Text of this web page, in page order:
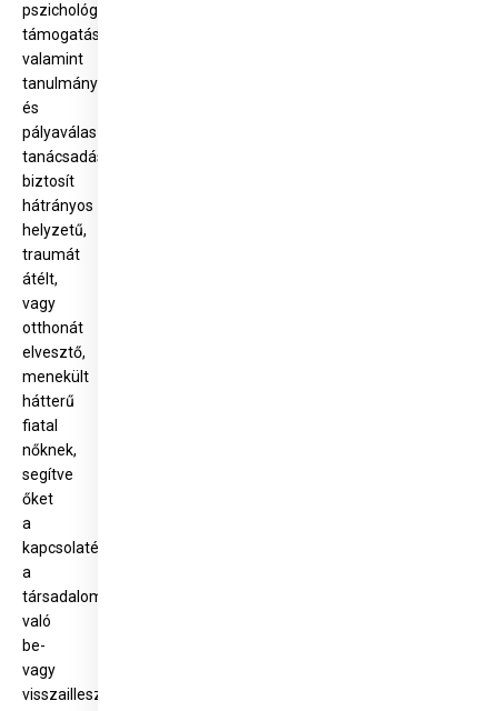
pszichológiai
támogatást,
valamint
tanulmányi
és
pályaválasztási
tanácsadást
biztosít
hátrányos
helyzetű,
traumát
átélt,
vagy
otthonát
elvesztő,
menekült
hátterű
fiatal
nőknek,
segítve
őket
a
kapcsolatépítésben,
a
társadalomba
való
be-
vagy
visszailleszkedésben,